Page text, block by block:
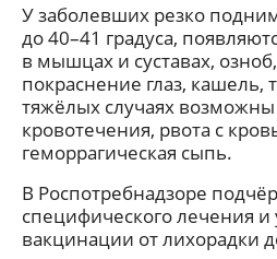
У заболевших резко
до 40–41 градуса,
в мышцах и суставах,
покраснение глаз, кашель,
тяжёлых случаях
кровотечения, рвота с
геморрагическая сыпь.
В Роспотребнадзоре
специфического лечения
вакцинации от лихорадки